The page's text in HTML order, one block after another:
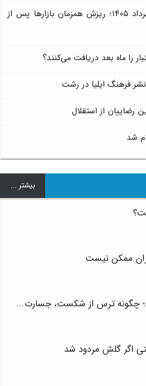
قیمت طلا، سکه و دلار امروز چهارشنبه ۱۴ مرداد ۱۴۰۵؛ ریزش همزمان بازارها پس از
را ماه بعد دریافت می‌کنند؟
فرهنگ ایلیا در رشت
رضاییان از استقلال
شد
بيشتر ...
ممکن نیست
چگونه ترس از شکست، جسارت...
اگر گلش مردود شد